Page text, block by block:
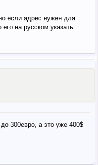
если адрес нужен для
на русском указать.
300евро, а это уже 400$